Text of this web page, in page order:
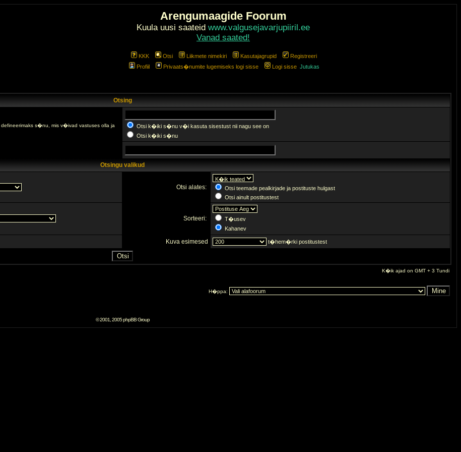
Arengumaagide Foorum
Kuula uusi saateid www.valgusejavarjupiiril.ee
Vanad saated!
KKK Otsi Liikmete nimekiri Kasutajagrupid
Registreeri
Profiil
Privaats�numite lugemiseks logi sisse Logi sisse Jutukas
Otsing
, defineerimaks s�nu, mis v�ivad vastuses olla ja
Otsi k�iki s�nu v�i kasuta sisestust nii nagu see on
Otsi k�iki s�nu
Otsingu valikud
Otsi alates:
Otsi teemade pealkirjade ja postituste hulgast
Otsi ainult postitustest
Sorteeri:
T�usev
Kahanev
Kuva esimesed t�hem�rki postitustest
K�ik ajad on GMT + 3 Tundi
H�ppa:
© 2001, 2005 phpBB Group